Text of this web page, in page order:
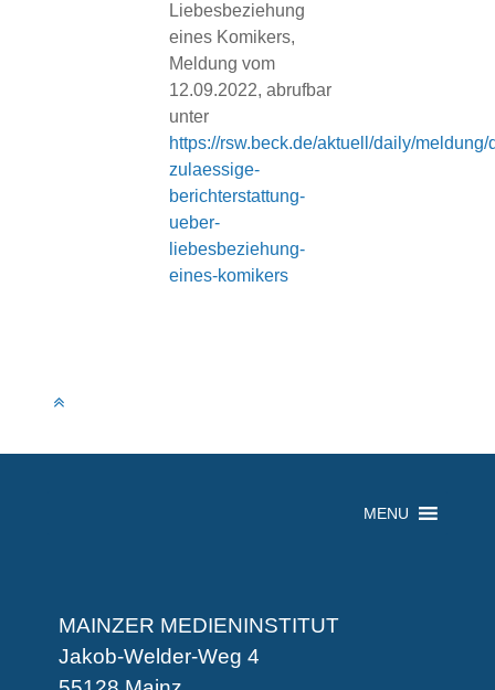
Liebesbeziehung
eines Komikers,
Meldung vom
12.09.2022, abrufbar
unter
https://rsw.beck.de/aktuell/daily/meldung/
zulaessige-
berichterstattung-
ueber-
liebesbeziehung-
eines-komikers
MENU
MAINZER MEDIENINSTITUT
Jakob-Welder-Weg 4